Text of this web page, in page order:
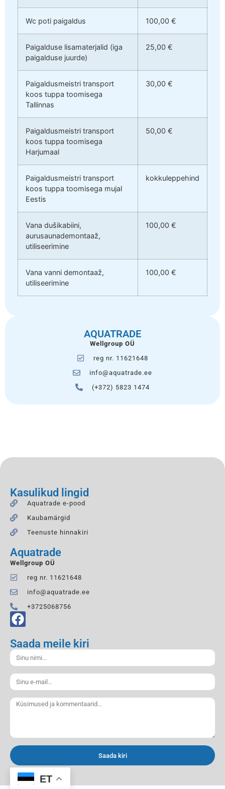
Wc poti paigaldus 100,00 €
Paigalduse lisamaterjalid (iga
paigalduse juurde)
25,00 €
Paigaldusmeistri transport
koos tuppa toomisega
Tallinnas
30,00 €
Paigaldusmeistri transport
koos tuppa toomisega
Harjumaal
50,00 €
Paigaldusmeistri transport
koos tuppa toomisega mujal
Eestis
kokkuleppehind
Vana dušikabiini,
aurusaunademontaaž,
utiliseerimine
100,00 €
Vana vanni demontaaž,
utiliseerimine
100,00 €
AQUATRADE
Wellgroup OÜ
reg nr. 11621648
info@aquatrade.ee
(+372) 5823 1474
Kasulikud lingid
Aquatrade e-pood
Kaubamärgid
Teenuste hinnakiri
Aquatrade
Wellgroup OÜ
reg nr. 11621648
info@aquatrade.ee
+3725068756
Saada meile kiri
Saada kiri
ET